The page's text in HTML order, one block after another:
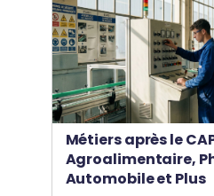
Métiers après le
Agroalimentaire,
Automobile et Plus